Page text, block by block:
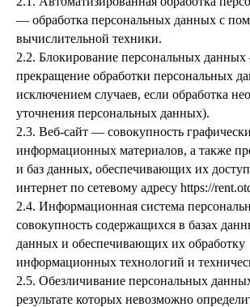
— обработка персональных данных с
вычислительной техники.
2.2. Блокирование персональных
прекращение обработки персональных
исключением случаев, если обработка
уточнения персональных данных).
2.3. Веб-сайт — совокупность
информационных материалов, а также
и баз данных, обеспечивающих их
интернет по сетевому адресу https://
2.4. Информационная система
совокупность содержащихся в базах
данных и обеспечивающих их обработку
информационных технологий и
2.5. Обезличивание персональных
результате которых невозможно